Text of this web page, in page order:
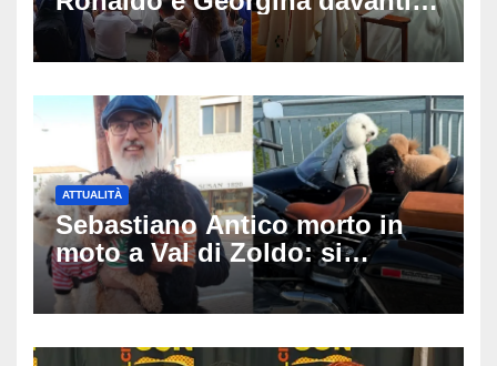
alla cattedrale: ma il
matrimonio era di un’altra
ATTUALITÀ
Sebastiano Antico morto in
moto a Val di Zoldo: si
schianta con il sidecar, salvi i
due cagnolini